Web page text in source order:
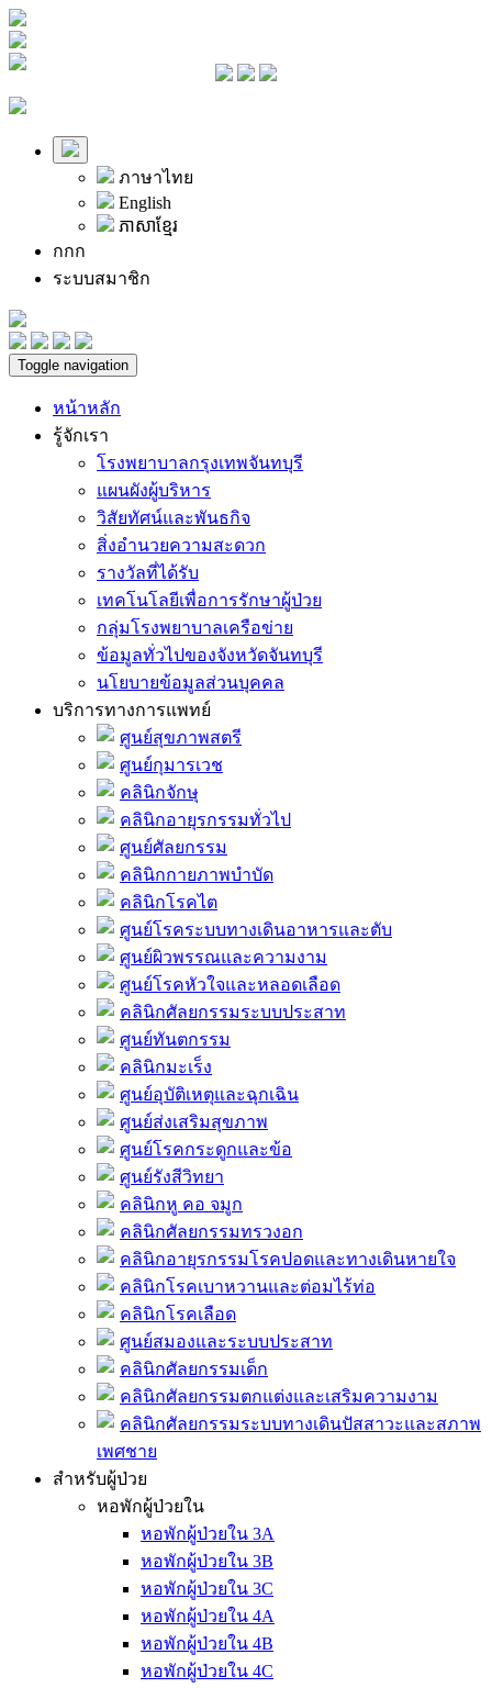
ภาษาไทย
English
ភាសាខ្មែរ
กกก
ระบบสมาชิก
Toggle navigation
หน้าหลัก
รู้จักเรา
โรงพยาบาลกรุงเทพจันทบุรี
แผนผังผู้บริหาร
วิสัยทัศน์และพันธกิจ
สิ่งอำนวยความสะดวก
รางวัลที่ได้รับ
เทคโนโลยีเพื่อการรักษาผู้ป่วย
กลุ่มโรงพยาบาลเครือข่าย
ข้อมูลทั่วไปของจังหวัดจันทบุรี
นโยบายข้อมูลส่วนบุคคล
บริการทางการแพทย์
ศูนย์สุขภาพสตรี
ศูนย์กุมารเวช
คลินิกจักษุ
คลินิกอายุรกรรมทั่วไป
ศูนย์ศัลยกรรม
คลินิกกายภาพบำบัด
คลินิกโรคไต
ศูนย์โรคระบบทางเดินอาหารและตับ
ศูนย์ผิวพรรณและความงาม
ศูนย์โรคหัวใจและหลอดเลือด
คลินิกศัลยกรรมระบบประสาท
ศูนย์ทันตกรรม
คลินิกมะเร็ง
ศูนย์อุบัติเหตุและฉุกเฉิน
ศูนย์ส่งเสริมสุขภาพ
ศูนย์โรคกระดูกและข้อ
ศูนย์รังสีวิทยา
คลินิกหู คอ จมูก
คลินิกศัลยกรรมทรวงอก
คลินิกอายุรกรรมโรคปอดและทางเดินหายใจ
คลินิกโรคเบาหวานและต่อมไร้ท่อ
คลินิกโรคเลือด
ศูนย์สมองและระบบประสาท
คลินิกศัลยกรรมเด็ก
คลินิกศัลยกรรมตกแต่งและเสริมความงาม
คลินิกศัลยกรรมระบบทางเดินปัสสาวะและสภาพ
เพศชาย
สำหรับผู้ป่วย
หอพักผู้ป่วยใน
หอพักผู้ป่วยใน 3A
หอพักผู้ป่วยใน 3B
หอพักผู้ป่วยใน 3C
หอพักผู้ป่วยใน 4A
หอพักผู้ป่วยใน 4B
หอพักผู้ป่วยใน 4C